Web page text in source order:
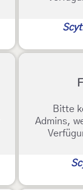
Bitte
Admins,